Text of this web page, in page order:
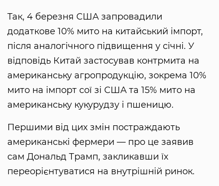
Так, 4 березня США запровадили
додаткове 10% мито на китайський імпорт,
після аналогічного підвищення у січні. У
відповідь Китай застосував контрмита на
американську агропродукцію, зокрема 10%
мито на імпорт сої зі США та 15% мито на
американську кукурудзу і пшеницю.
Першими від цих змін постраждають
американські фермери — про це заявив
сам Дональд Трамп, закликавши їх
переорієнтуватися на внутрішній ринок.